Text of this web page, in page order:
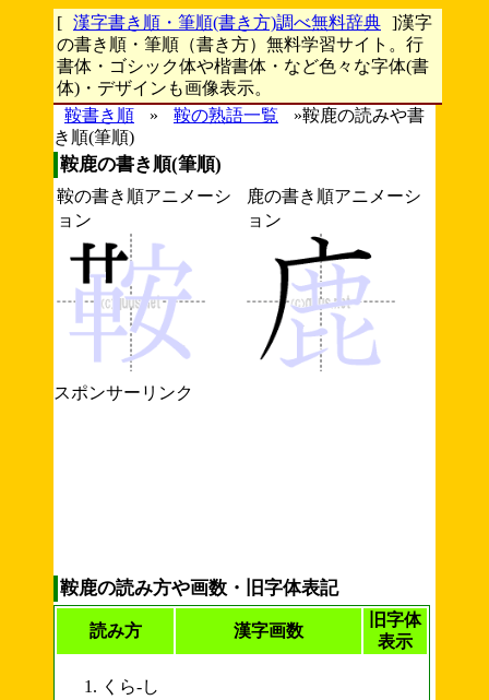
[ 漢字書き順・筆順(書き方)調べ無料辞典 ]漢字
の書き順・筆順（書き方）無料学習サイト。行
書体・ゴシック体や楷書体・など色々な字体(書
体)・デザインも画像表示。
鞍書き順
» 鞍の熟語一覧
»鞍鹿の読みや書
き順(筆順)
鞍鹿の書き順(筆順)
鞍の書き順アニメーシ
ョン
鹿の書き順アニメーシ
ョン
スポンサーリンク
鞍鹿の読み方や画数・旧字体表記
読み方 漢字画数
旧字体
表示
くら-し